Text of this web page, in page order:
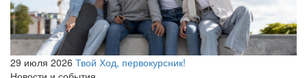
29 июля 2026 Твой Ход, первокурсник!